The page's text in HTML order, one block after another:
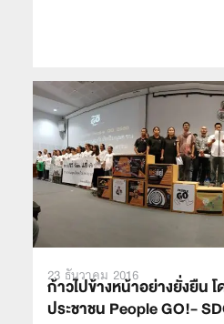
23 ธันวาคม 2016
ก้าวไปข้างหน้าอย่างยั่งยืน
ประชาชน People GO!-